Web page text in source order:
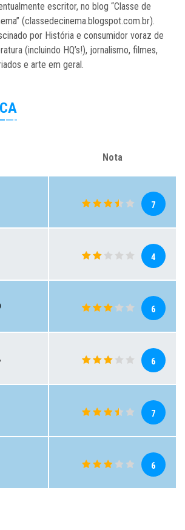
escritor, no blog “Classe de
(classedecinema.blogspot.com.br).
por História e consumidor voraz de
(incluindo HQ’s!), jornalismo, filmes,
e arte em geral.
Nota
7
4
6
6
7
6